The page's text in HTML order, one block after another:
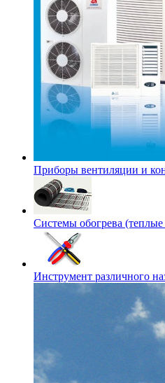
Приборы вентиляции и
Системы обогрева
Инструмент различного